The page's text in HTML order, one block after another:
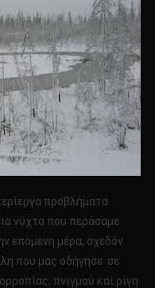
προβλήματα
νύχτα που περάσαμε
επόμενη μέρα, σχεδόν
που μας οδήγησε σε
πνιγμού και ρίγη